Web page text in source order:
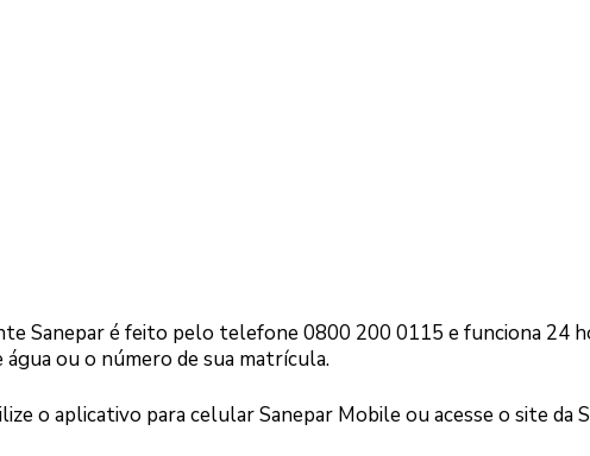
Sanepar é feito pelo telefone 0800 200 0115 e funciona 24
ou o número de sua matrícula.
o aplicativo para celular Sanepar Mobile ou acesse o site da